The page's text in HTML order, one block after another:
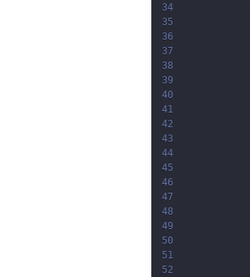
34
35
36
37
38
39
40
41
42
43
44
45
46
47
48
49
50
51
52